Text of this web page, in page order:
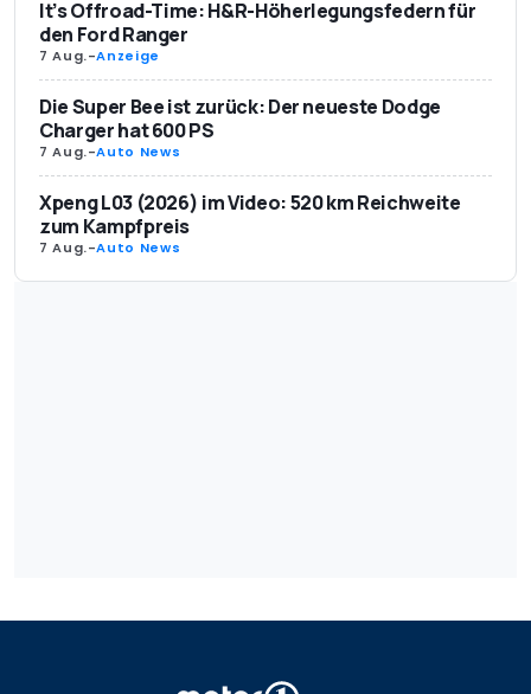
It’s Offroad-Time: H&R-Höherlegungsfedern für
den Ford Ranger
7 Aug.-Anzeige
Die Super Bee ist zurück: Der neueste Dodge
Charger hat 600 PS
7 Aug.-Auto News
Xpeng L03 (2026) im Video: 520 km Reichweite
zum Kampfpreis
7 Aug.-Auto News